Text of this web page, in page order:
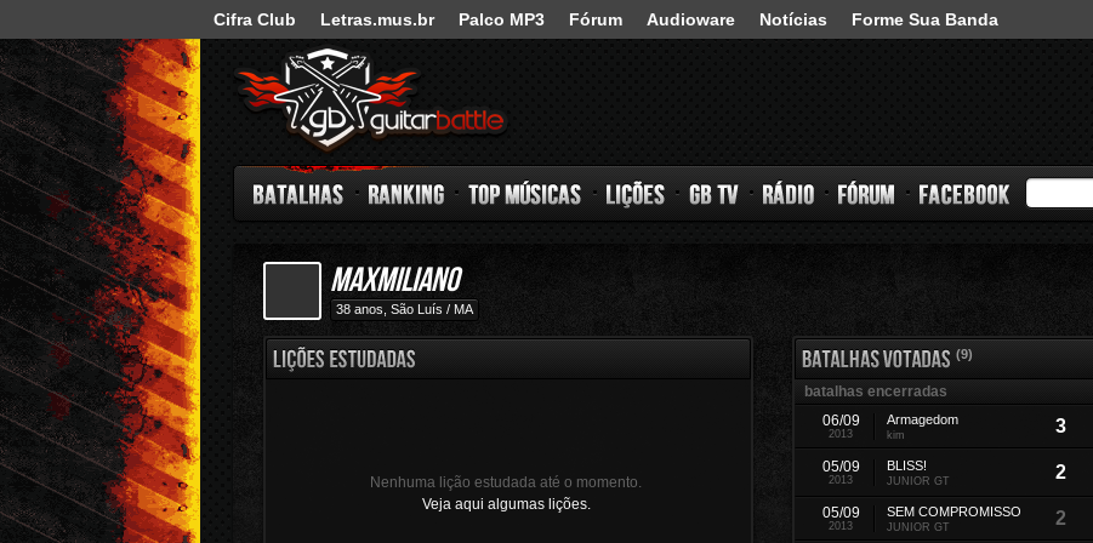
Cifra Club Letras.mus.br Palco MP3 Fórum Audioware Notícias Forme Sua Banda
Guitar Battle
Ranking Top Músicas Fórum
Maxmiliano
38 anos, São Luís / MA
Nenhuma lição estudada até o momento.
Veja aqui algumas lições.
Batalhas votadas (9)
batalhas encerradas
06/09
2013
Armagedom
kim 3
05/09
2013
BLISS!
JÚNIOR GT 2
05/09
2013
SEM COMPROMISSO
JÚNIOR GT 2
Versus